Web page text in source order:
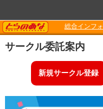
TORANOANA
総合インフォ
サークル委託案内
新規サークル登録